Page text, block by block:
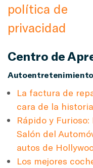
política de
privacidad
Centro de
Autoentretenimiento
La factura de
cara de la historia
Rápido y
Salón del
autos de
Los mejores